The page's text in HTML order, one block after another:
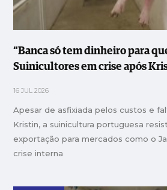
“Banca só tem dinheiro para
Suinicultores em crise após
16 JUL 2026
Apesar de asfixiada pelos custos e
Kristin, a suinicultura portuguesa
exportação para mercados como o
crise interna